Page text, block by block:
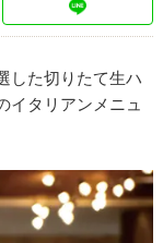
した切りたて生ハ
イタリアンメニュ